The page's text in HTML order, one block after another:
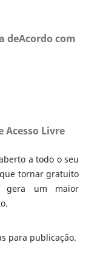
deAcordo com
Acesso Livre
a todo o seu
tornar gratuito
gera um maior
para publicação.